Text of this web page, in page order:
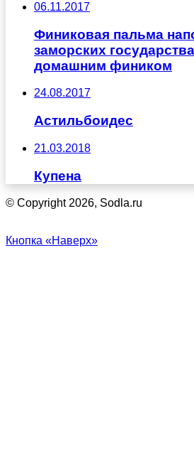
06.11.2017
Финиковая пальма
заморских
домашним фиником
24.08.2017
Астильбоидес
21.03.2018
Купена
© Copyright 2026, Sodla.ru
Кнопка «Наверх»